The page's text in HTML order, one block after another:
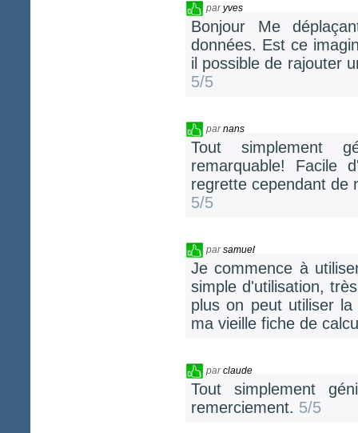
paryves
Bonjour Me
données. Est ce
il possible de rajouter
5/5
parnans
Tout simplement
remarquable! Facile
regrette cependant de
5/5
parsamuel
Je commence à
simple d'utilisation,
plus on peut utiliser
ma vieille fiche de
parclaude
Tout simplement
remerciement. 5/5